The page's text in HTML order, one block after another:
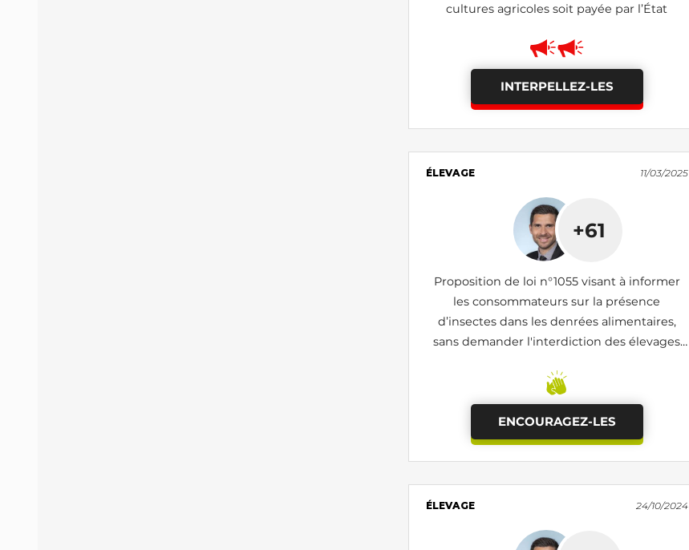
cultures agricoles soit payée par l’État
INTERPELLEZ-LES
ÉLEVAGE 11/03/2025
+61
Proposition de loi n°1055 visant à informer
les consommateurs sur la présence
d’insectes dans les denrées alimentaires,
sans demander l'interdiction des élevages
ENCOURAGEZ-LES
ÉLEVAGE 24/10/2024